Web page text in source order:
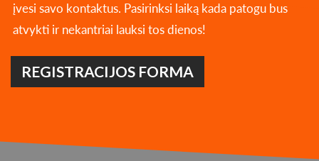
įvesi savo kontaktus. Pasirinksi laiką kada patogu bus
atvykti ir nekantriai lauksi tos dienos!
REGISTRACIJOS FORMA